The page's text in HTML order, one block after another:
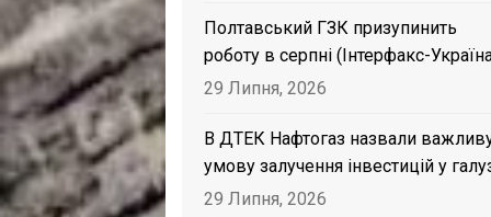
Полтавський ГЗК призупинить
роботу в серпні (Інтерфакс-
29 Липня, 2026
В ДТЕК Нафтогаз назвали
умову залучення інвестицій у
29 Липня, 2026